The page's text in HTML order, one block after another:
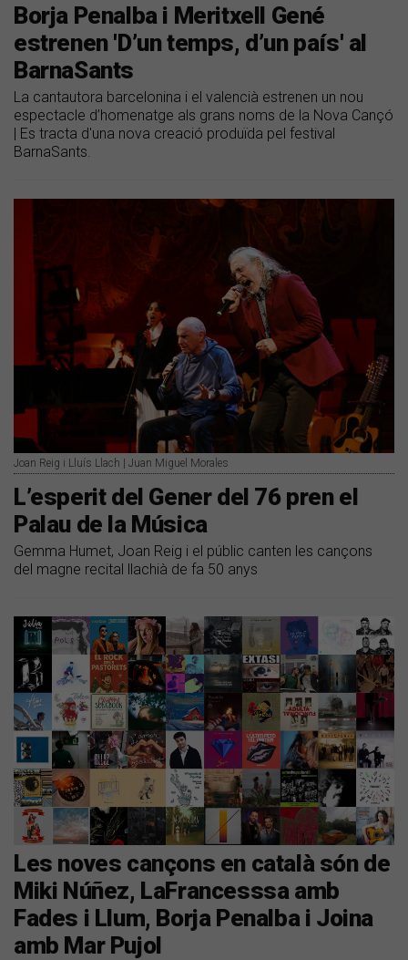
Borja Penalba i Meritxell Gené
estrenen 'D’un temps, d’un país' al
BarnaSants
La cantautora barcelonina i el valencià estrenen un nou
espectacle d’homenatge als grans noms de la Nova Cançó
| Es tracta d'una nova creació produïda pel festival
BarnaSants.
Joan Reig i Lluís Llach | Juan Miguel Morales
L’esperit del Gener del 76 pren el
Palau de la Música
Gemma Humet, Joan Reig i el públic canten les cançons
del magne recital llachià de fa 50 anys
Les noves cançons en català són de
Miki Núñez, LaFrancesssa amb
Fades i Llum, Borja Penalba i Joina
amb Mar Pujol